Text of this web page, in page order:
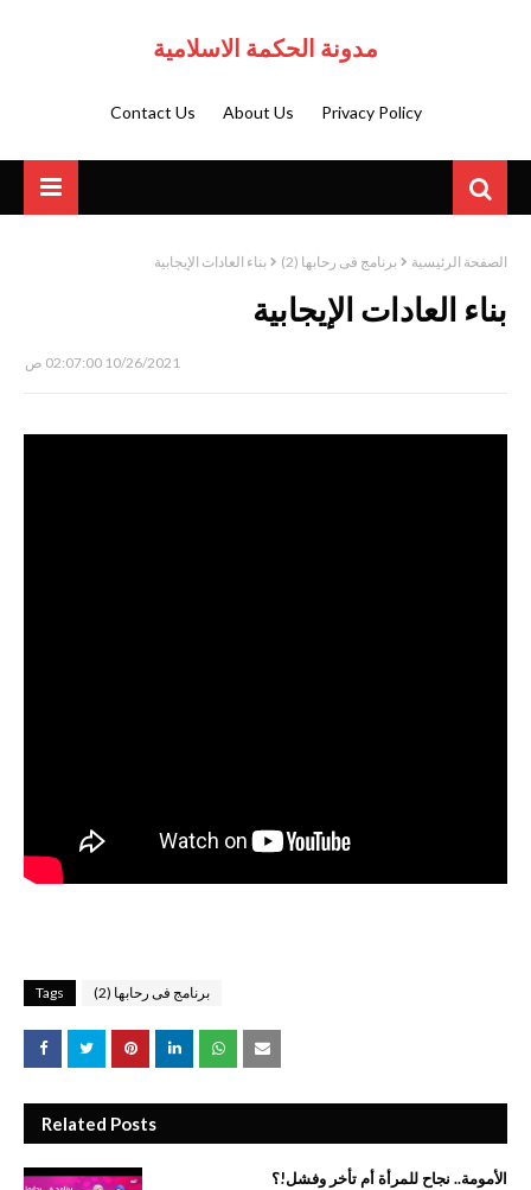
مدونة الحكمة الاسلامية
Privacy Policy
About Us
Contact Us
الصفحة الرئيسية برنامج فى رحابها (2) بناء العادات الإيجابية
بناء العادات الإيجابية
10/26/2021 02:07:00 ص
Tags برنامج فى رحابها (2)
Related Posts
الأمومة.. نجاح للمرأة أم تأخر وفشل!؟